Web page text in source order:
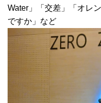
Water」「交差」「オレ
ですか」など